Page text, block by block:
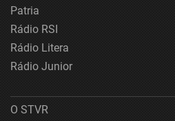
Patria
Rádio RSI
Rádio Litera
Rádio Junior
O STVR